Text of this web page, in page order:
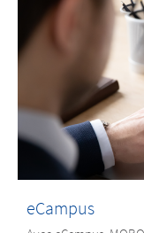
eCampus